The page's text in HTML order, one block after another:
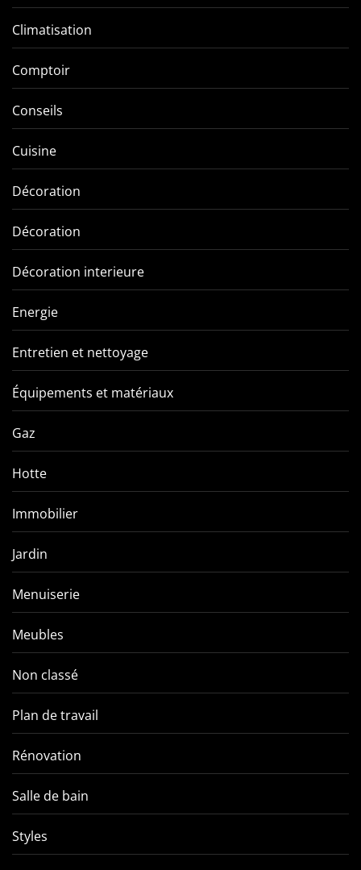
Climatisation
Comptoir
Conseils
Cuisine
Décoration
Décoration
Décoration interieure
Energie
Entretien et nettoyage
Équipements et matériaux
Gaz
Hotte
Immobilier
Jardin
Menuiserie
Meubles
Non classé
Plan de travail
Rénovation
Salle de bain
Styles